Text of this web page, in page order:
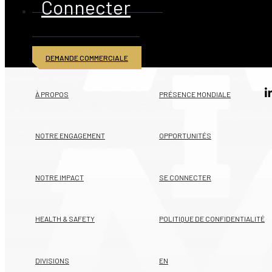
Connecter
DEMANDE COMMERCIALE
© 2026 American Iron and Metal Inc. Tous droits réservés
À PROPOS
NOTRE ENGAGEMENT
NOTRE IMPACT
HEALTH & SAFETY
DIVISIONS
PRÉSENCE MONDIALE
OPPORTUNITÉS
SE CONNECTER
POLITIQUE DE CONFIDENTIALITÉ
EN